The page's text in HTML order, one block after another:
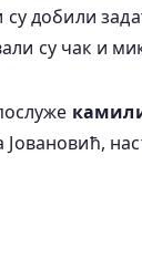
добили
су чак и